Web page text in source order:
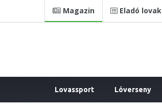
Magazin Eladó lovak
Lovassport Lóverseny